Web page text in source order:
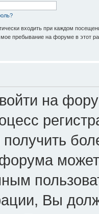
входить при каждом
пребывание на форуме в этот
на
может
Вы